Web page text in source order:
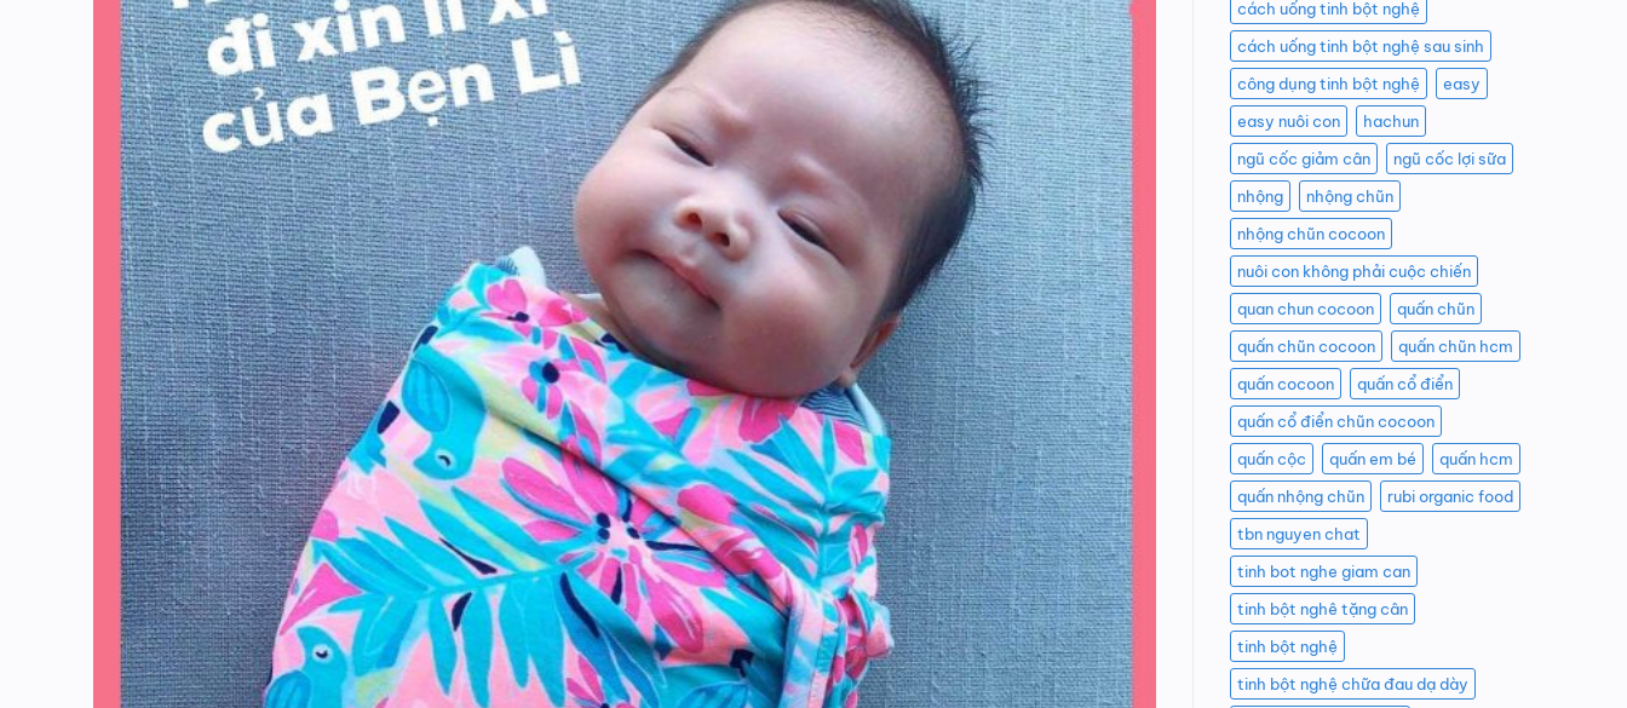
cách uống tinh bột nghệ
cách uống tinh bột nghệ sau sinh
công dụng tinh bột nghệ
easy
easy nuôi con
hachun
ngũ cốc giảm cân
ngũ cốc lợi sữa
nhộng
nhộng chũn
nhộng chũn cocoon
nuôi con không phải cuộc chiến
quan chun cocoon
quấn chũn
quấn chũn cocoon
quấn chũn hcm
quấn cocoon
quấn cổ điển
quấn cổ điển chũn cocoon
quấn cộc
quấn em bé
quấn hcm
quấn nhộng chũn
rubi organic food
tbn nguyen chat
tinh bot nghe giam can
tinh bột nghê tặng cân
tinh bột nghệ
tinh bột nghệ chữa đau dạ dày